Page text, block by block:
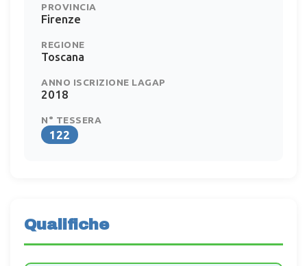
PROVINCIA
Firenze
REGIONE
Toscana
ANNO ISCRIZIONE LAGAP
2018
N° TESSERA
122
Qualifiche